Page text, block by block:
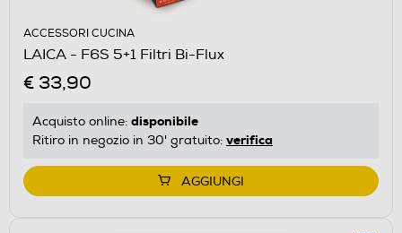
ACCESSORI CUCINA
LAICA - F6S 5+1 Filtri Bi-Flux
€ 33,90
Acquisto online: disponibile
Ritiro in negozio in 30' gratuito: verifica
AGGIUNGI